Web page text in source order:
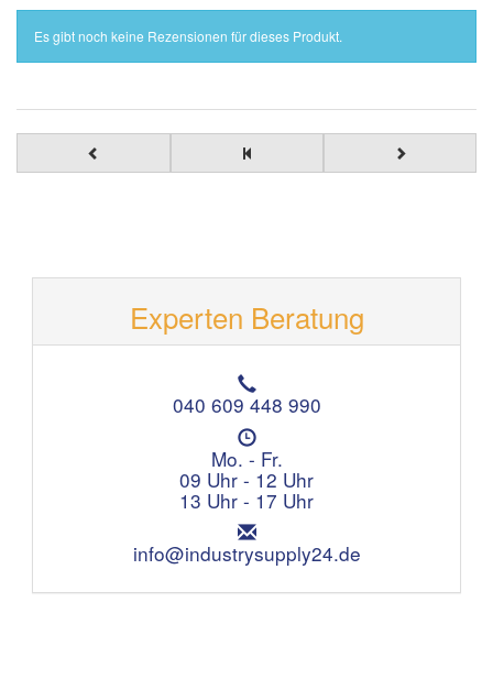
Es gibt noch keine Rezensionen für dieses Produkt.
Experten Beratung
T
e
e
o
n
:
040 609 448 990
Ö
f
n
u
n
g
Mo. - Fr.
09 Uhr - 12 Uhr
13 Uhr - 17 Uhr
E
m
i
info@industrysupply24.de